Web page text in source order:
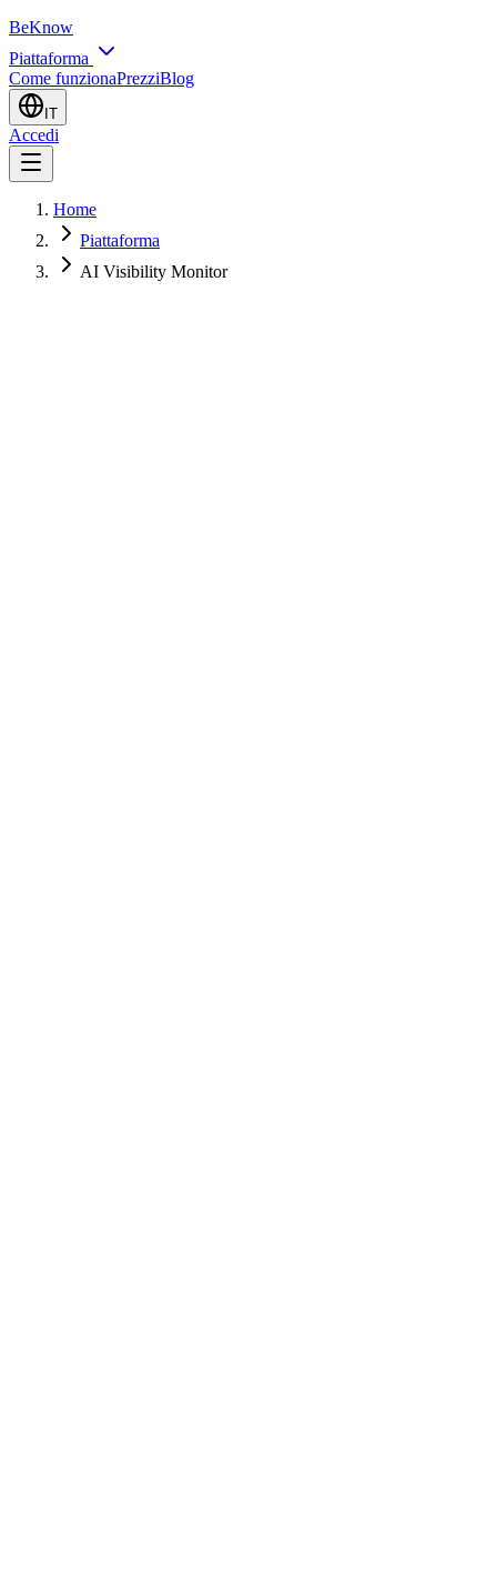
BeKnow
Piattaforma
Come funzionaPrezziBlog
IT
Accedi
Home
Piattaforma
AI Visibility Monitor